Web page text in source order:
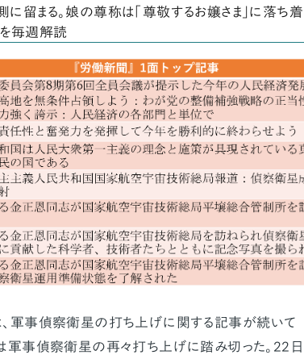
留まる。娘の尊称は「尊敬するお嬢さま」に落ち着
を毎週解読
軍事偵察衛星の打ち上げに関する記事が続いて
軍事偵察衛星の再々打ち上げに踏み切った。22日